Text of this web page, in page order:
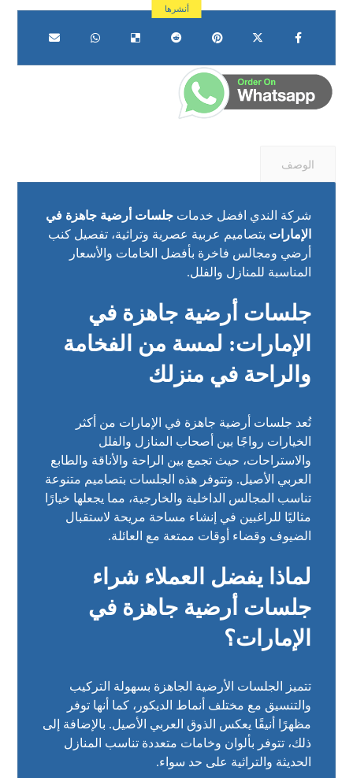
الوصف
شركة الندي افضل خدماتجلسات أرضية جاهزة في
الإمارات بتصاميم عربية عصرية وتراثية، تفصيل كنب
أرضي ومجالس فاخرة بأفضل الخامات والأسعار
المناسبة للمنازل والفلل.
جلسات أرضية جاهزة في
الإمارات: لمسة من الفخامة
والراحة في منزلك
تُعد جلسات أرضية جاهزة في الإمارات من أكثر
الخيارات رواجًا بين أصحاب المنازل والفلل
والاستراحات، حيث تجمع بين الراحة والأناقة والطابع
العربي الأصيل. وتتوفر هذه الجلسات بتصاميم متنوعة
تناسب المجالس الداخلية والخارجية، مما يجعلها خيارًا
مثاليًا للراغبين في إنشاء مساحة مريحة لاستقبال
الضيوف وقضاء أوقات ممتعة مع العائلة.
لماذا يفضل العملاء شراء
جلسات أرضية جاهزة في
الإمارات؟
تتميز الجلسات الأرضية الجاهزة بسهولة التركيب
والتنسيق مع مختلف أنماط الديكور، كما أنها توفر
مظهرًا أنيقًا يعكس الذوق العربي الأصيل. بالإضافة إلى
ذلك، تتوفر بألوان وخامات متعددة تناسب المنازل
الحديثة والتراثية على حد سواء.